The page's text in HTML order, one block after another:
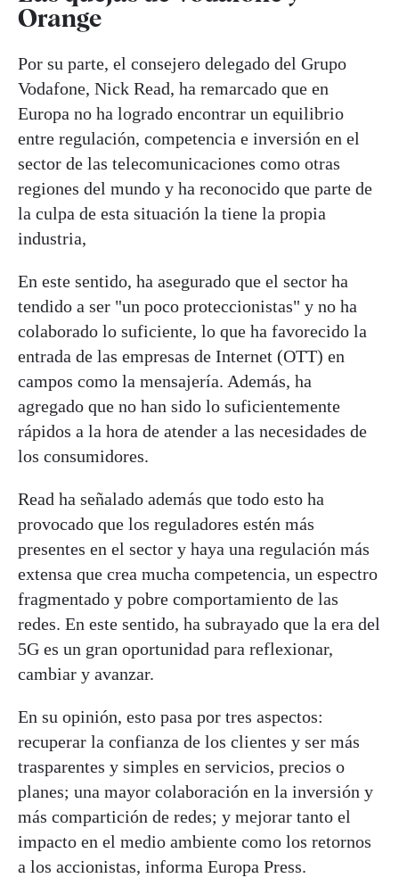
Orange
Por su parte, el consejero delegado del Grupo
Vodafone, Nick Read, ha remarcado que en
Europa no ha logrado encontrar un equilibrio
entre regulación, competencia e inversión en el
sector de las telecomunicaciones como otras
regiones del mundo y ha reconocido que parte de
la culpa de esta situación la tiene la propia
industria,
En este sentido, ha asegurado que el sector ha
tendido a ser "un poco proteccionistas" y no ha
colaborado lo suficiente, lo que ha favorecido la
entrada de las empresas de Internet (OTT) en
campos como la mensajería. Además, ha
agregado que no han sido lo suficientemente
rápidos a la hora de atender a las necesidades de
los consumidores.
Read ha señalado además que todo esto ha
provocado que los reguladores estén más
presentes en el sector y haya una regulación más
extensa que crea mucha competencia, un espectro
fragmentado y pobre comportamiento de las
redes. En este sentido, ha subrayado que la era del
5G es un gran oportunidad para reflexionar,
cambiar y avanzar.
En su opinión, esto pasa por tres aspectos:
recuperar la confianza de los clientes y ser más
trasparentes y simples en servicios, precios o
planes; una mayor colaboración en la inversión y
más compartición de redes; y mejorar tanto el
impacto en el medio ambiente como los retornos
a los accionistas, informa Europa Press.